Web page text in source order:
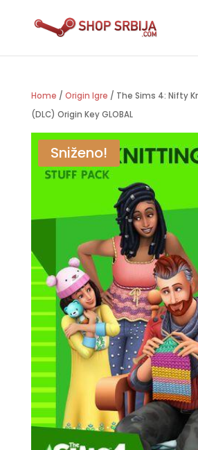
Home / Origin Igre / The Sims 4: Nifty
(DLC) Origin Key GLOBAL
Sniženo!